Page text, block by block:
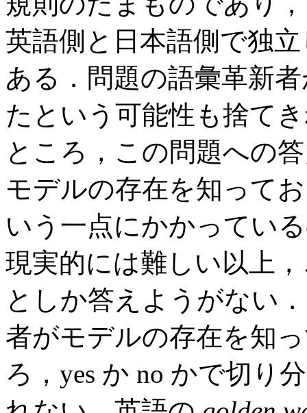
英語側と日本語側で独
ある．問題の語彙革新
たという可能性も捨て
ところ，この問題への
モデルの存在を知って
いう一点にかかってい
現実的には難しい以上
としか答えようがない
者がモデルの存在を知
ろ，yes か no かで切り